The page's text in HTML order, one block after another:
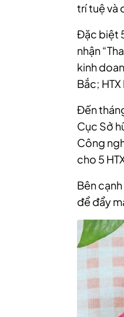
trí tuệ và
Đặc biệt
nhận
kinh
Bắc;
Đến
Cục Sở
Công
cho 5
Bên
để đẩy